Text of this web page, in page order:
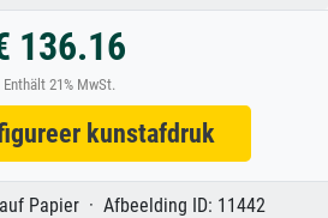
136.16
Enthält 21% MwSt.
kunstafdruk
Papier · Afbeelding ID: 11442